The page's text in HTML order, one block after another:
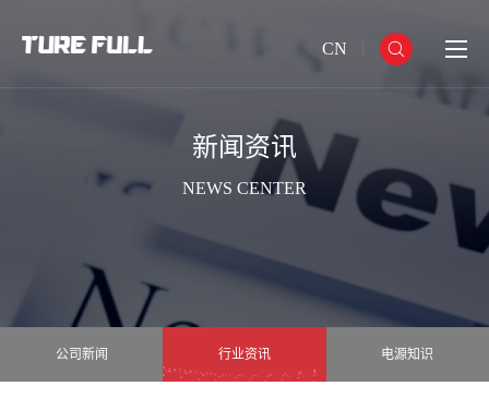
CN
新闻资讯
NEWS CENTER
公司新闻 行业资讯 电源知识